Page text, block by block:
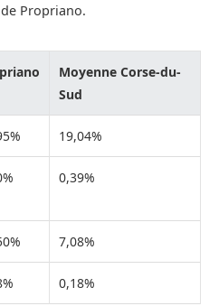
Propriano.
Moyenne Corse-du-
Sud
19,04%
0,39%
7,08%
0,18%